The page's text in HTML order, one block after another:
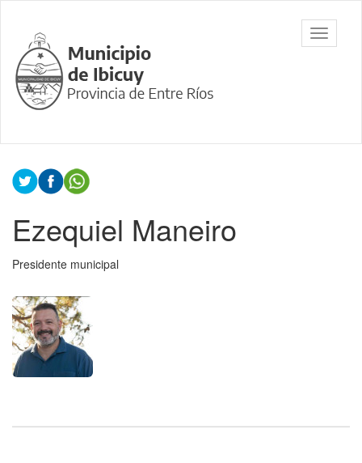
contenido
principal
Municipalidad
de Ibicuy,
Prov. de
Entre Ríos
barra
Contenido
principal
Ezequiel Maneiro
Presidente municipal